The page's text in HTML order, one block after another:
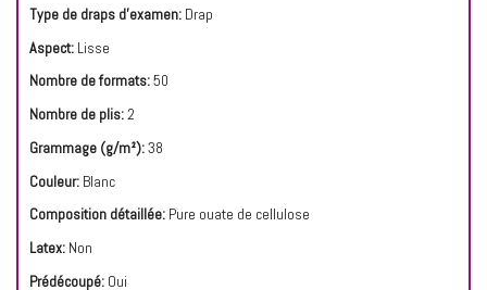
Type de draps d'examen: Drap
Aspect: Lisse
Nombre de formats:50
Nombre de plis:2
Grammage (g/m²):38
Couleur: Blanc
Composition détaillée: Pure ouate de cellulose
Latex: Non
Prédécoupé: Oui